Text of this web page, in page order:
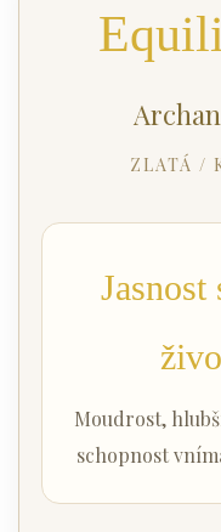
ZLATÁ /
Jasnost
Moudrost,
schopnost